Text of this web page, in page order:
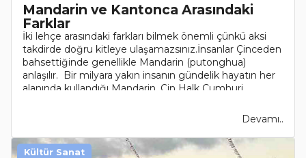
Mandarin ve Kantonca Arasındaki
Farklar
İki lehçe arasındaki farkları bilmek önemli çünkü aksi
takdirde doğru kitleye ulaşamazsınız.İnsanlar Çinceden
bahsettiğinde genellikle Mandarin (putonghua)
anlaşılır. Bir milyara yakın insanın gündelik hayatın her
alanında kullandığı Mandarin, Çin Halk Cumhuri..
Devamı..
Kültür Sanat